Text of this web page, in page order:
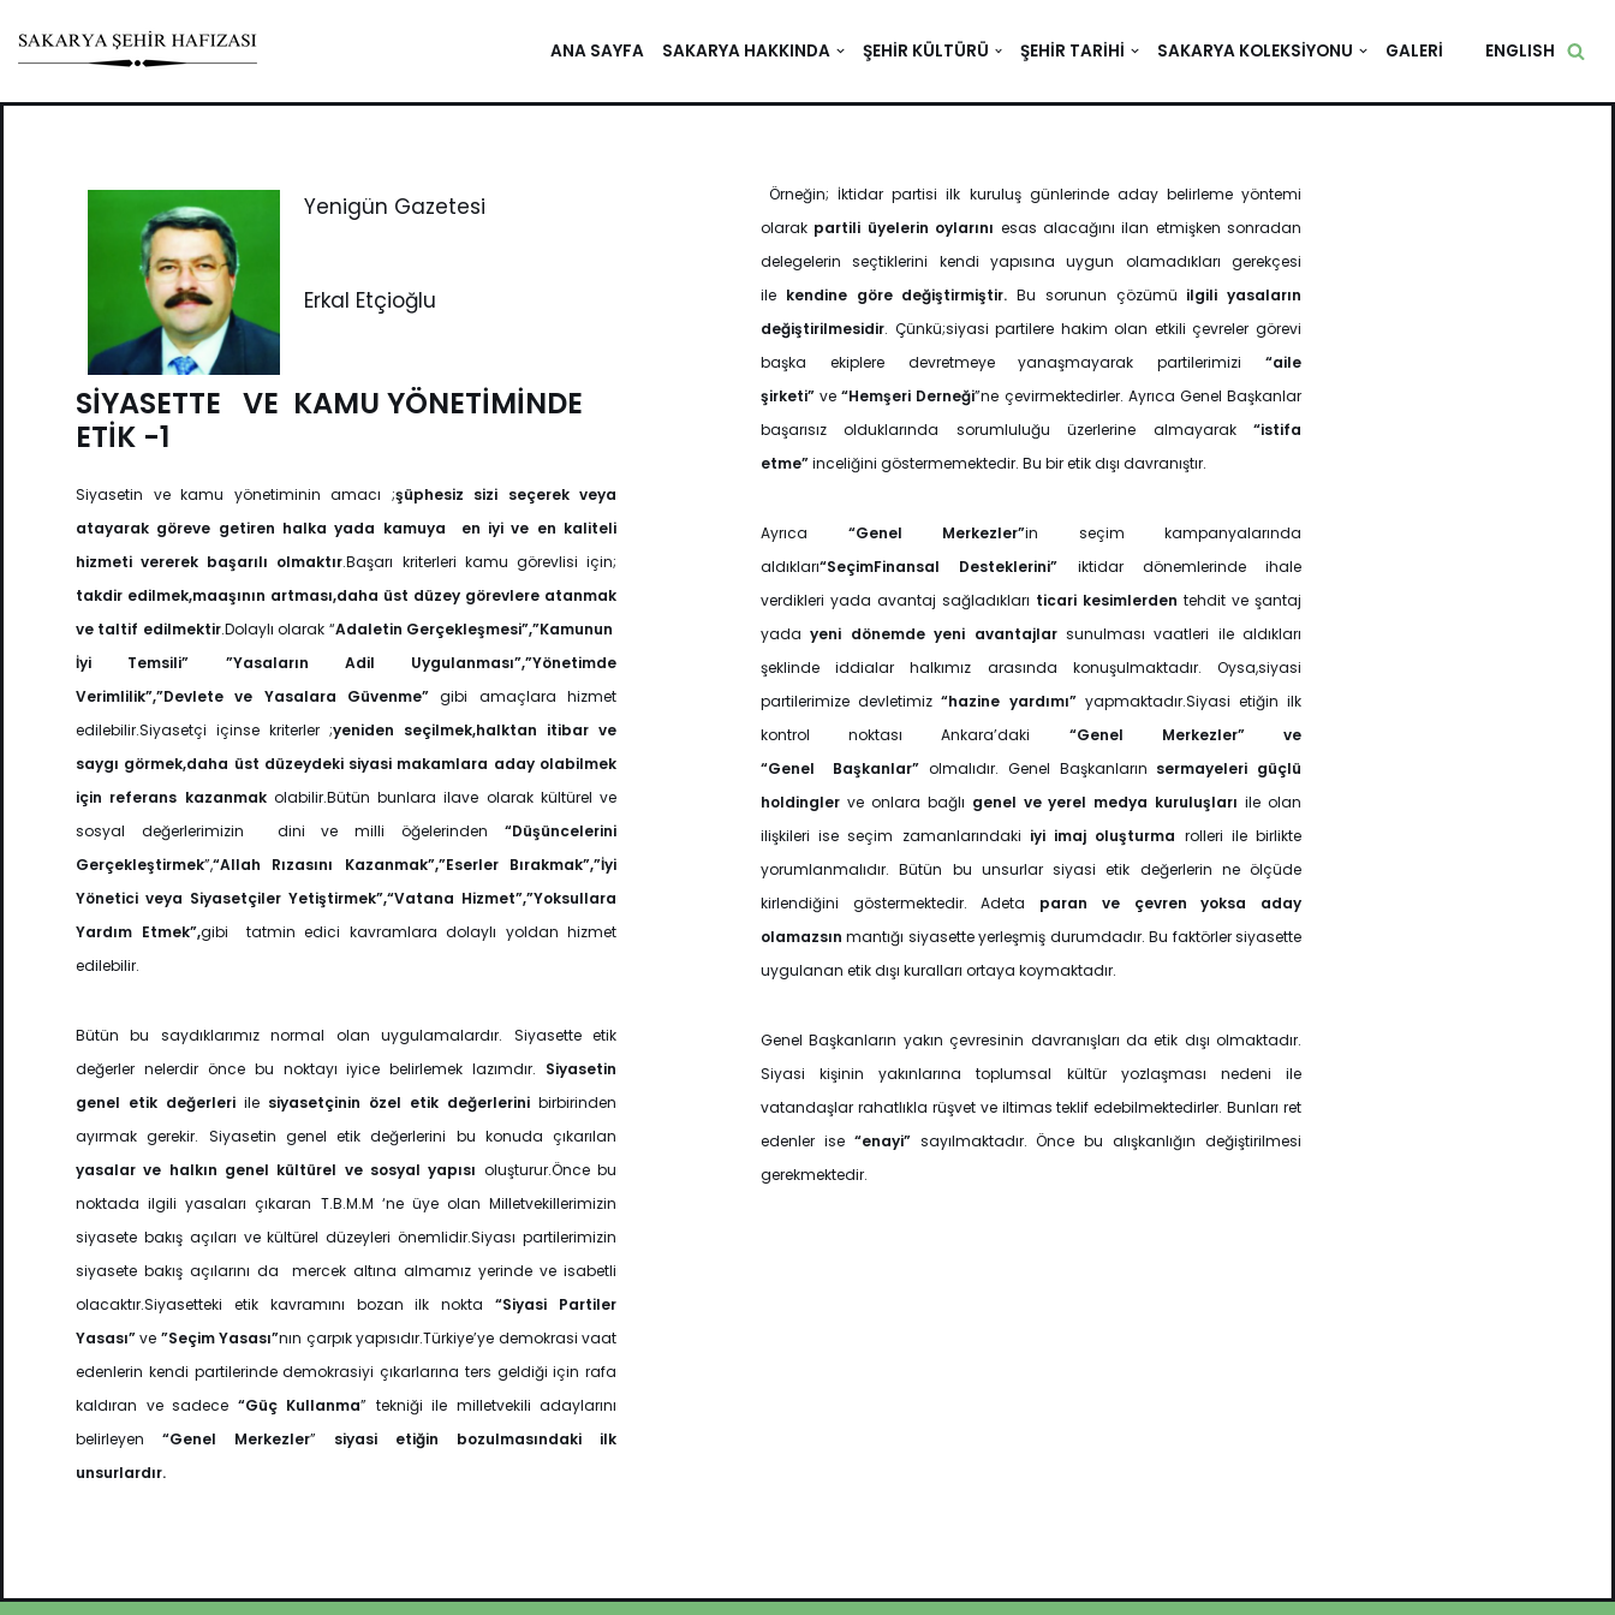
Skip
to
ANA SAYFA SAKARYA HAKKINDA ŞEHIR KÜLTÜRÜ ŞEHIR TARIHI SAKARYA KOLEKSIYONU GALERI ENGLISH
Yenigün Gazetesi
Erkal Etçioğlu
SİYASETTE VE KAMU YÖNETİMİNDE
ETİK -1
Siyasetin ve kamu yönetiminin amacı ;şüphesiz sizi seçerek veya
atayarak göreve getiren halka yada kamuya en iyi ve en kaliteli
hizmeti vererek başarılı olmaktır.Başarı kriterleri kamu görevlisi için;
takdir edilmek,maaşının artması,daha üst düzey görevlere atanmak
ve taltif edilmektir.Dolaylı olarak “Adaletin Gerçekleşmesi”,”Kamunun
İyi Temsili” ”Yasaların Adil Uygulanması”,”Yönetimde
Verimlilik”,”Devlete ve Yasalara Güvenme” gibi amaçlara hizmet
edilebilir.Siyasetçi içinse kriterler ;yeniden seçilmek,halktan itibar ve
saygı görmek,daha üst düzeydeki siyasi makamlara aday olabilmek
için referans kazanmakolabilir.Bütün bunlara ilave olarak kültürel ve
sosyal değerlerimizin dini ve milli öğelerinden “Düşüncelerini
Gerçekleştirmek”,“Allah Rızasını Kazanmak”,”Eserler Bırakmak”,”İyi
Yönetici veya Siyasetçiler Yetiştirmek”,“Vatana Hizmet”,”Yoksullara
Yardım Etmek”,gibi tatmin edici kavramlara dolaylı yoldan hizmet
edilebilir.
Bütün bu saydıklarımız normal olan uygulamalardır. Siyasette etik
değerler nelerdir önce bu noktayı iyice belirlemek lazımdır. Siyasetin
genel etik değerleri ile siyasetçinin özel etik değerlerini birbirinden
ayırmak gerekir. Siyasetin genel etik değerlerini bu konuda çıkarılan
yasalar ve halkın genel kültürel ve sosyal yapısı oluşturur.Önce bu
noktada ilgili yasaları çıkaran T.B.M.M ‘ne üye olan Milletvekillerimizin
siyasete bakış açıları ve kültürel düzeyleri önemlidir.Siyası partilerimizin
siyasete bakış açılarını da mercek altına almamız yerinde ve isabetli
olacaktır.Siyasetteki etik kavramını bozan ilk nokta“Siyasi Partiler
Yasası”ve ”Seçim Yasası”nın çarpık yapısıdır.Türkiye’ye demokrasi vaat
edenlerin kendi partilerinde demokrasiyi çıkarlarına ters geldiği için rafa
kaldıran ve sadece “Güç Kullanma” tekniği ile milletvekili adaylarını
belirleyen “Genel Merkezler” siyasi etiğin bozulmasındaki ilk
unsurlardır.
Örneğin; İktidar partisi ilk kuruluş günlerinde aday belirleme yöntemi
olarak partili üyelerin oylarını esas alacağını ilan etmişken sonradan
delegelerin seçtiklerini kendi yapısına uygun olamadıkları gerekçesi
ile kendine göre değiştirmiştir. Bu sorunun çözümü ilgili yasaların
değiştirilmesidir. Çünkü;siyasi partilere hakim olan etkili çevreler görevi
başka ekiplere devretmeye yanaşmayarak partilerimizi “aile
şirketi” ve“Hemşeri Derneği”ne çevirmektedirler. Ayrıca Genel Başkanlar
başarısız olduklarında sorumluluğu üzerlerine almayarak “istifa
etme”inceliğini göstermemektedir. Bu bir etik dışı davranıştır.
Ayrıca “Genel Merkezler”in seçim kampanyalarında
aldıkları“SeçimFinansal Desteklerini” iktidar dönemlerinde ihale
verdikleri yada avantaj sağladıkları ticari kesimlerden tehdit ve şantaj
yadayeni dönemde yeni avantajlarsunulması vaatleri ile aldıkları
şeklinde iddialar halkımız arasında konuşulmaktadır. Oysa,siyasi
partilerimize devletimiz“hazine yardımı” yapmaktadır.Siyasi etiğin ilk
kontrol noktası Ankara’daki “Genel Merkezler” ve
“Genel
Başkanlar” olmalıdır. Genel Başkanların sermayeleri güçlü
holdingler ve onlara bağlı genel ve yerel medya kuruluşları ile olan
ilişkileri ise seçim zamanlarındaki iyi imaj oluşturma rolleri ile birlikte
yorumlanmalıdır. Bütün bu unsurlar siyasi etik değerlerin ne ölçüde
kirlendiğini göstermektedir. Adeta paran ve çevren yoksa aday
olamazsın mantığı siyasette yerleşmiş durumdadır. Bu faktörler siyasette
uygulanan etik dışı kuralları ortaya koymaktadır.
Genel Başkanların yakın çevresinin davranışları da etik dışı olmaktadır.
Siyasi kişinin yakınlarına toplumsal kültür yozlaşması nedeni ile
vatandaşlar rahatlıkla rüşvet ve iltimas teklif edebilmektedirler. Bunları ret
edenler ise “enayi”sayılmaktadır. Önce bu alışkanlığın değiştirilmesi
gerekmektedir.